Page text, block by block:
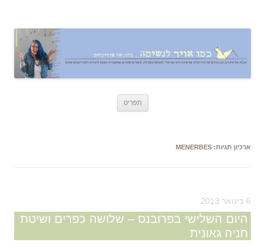
תפריט
ארכיון תגיות: MENERBES
6 בינואר 2013
היום השלישי בפרובנס – שלושה כפרים ושיטת
חניה גאונית